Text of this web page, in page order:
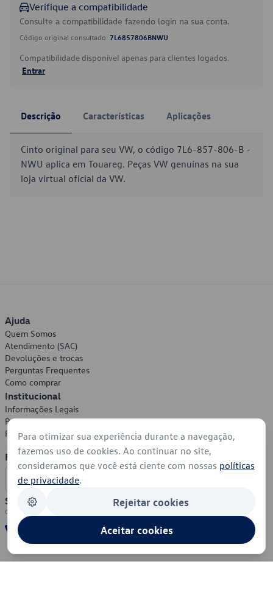
Verifique a compatibilidade
Consulte a compatibilidade fazendo login na sua conta.
Código original consultado: 7L6857806BNWU
Compatibilidade disponível apenas para clientes logados.
Entrar
Descrição Características Aplicações
Cinto original para seu VW, o código 7L6-857-806-B -
NWU aplica em Touareg. Peças VW genuínas na sua
loja virtual oficial da VW.
Ajuda
Quem Somos
Atendimento (SAC)
Devoluções e trocas
Perguntas Frequentes
Como comprar
Institucional
Informações Legais
Política de Privacidade
Política de Cookies
Formas de Pagamento
Segurança
Para otimizar sua experiência durante a navegação,
fazemos uso de cookies. Ao continuar no site,
consideramos que você está ciente com nossas políticas
de privacidade.
Rejeitar cookies
Aceitar cookies